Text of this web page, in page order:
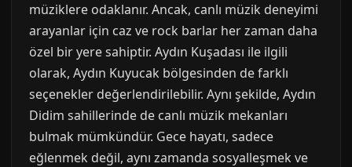
müziklere odaklanır. Ancak, canlı müzik deneyimi
arayanlar için caz ve rock barlar her zaman daha
özel bir yere sahiptir. Aydın Kuşadası ile ilgili
olarak, Aydın Kuyucak bölgesinden de farklı
seçenekler değerlendirilebilir. Aynı şekilde, Aydın
Didim sahillerinde de canlı müzik mekanları
bulmak mümkündür. Gece hayatı, sadece
eğlenmek değil, aynı zamanda sosyalleşmek ve